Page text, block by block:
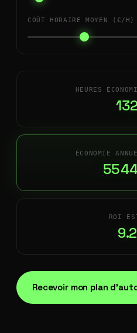
COÛT HORAIRE MOYEN (€/H)
HEURES
ÉCONOMIE
55
ROI
Recevoir mon plan